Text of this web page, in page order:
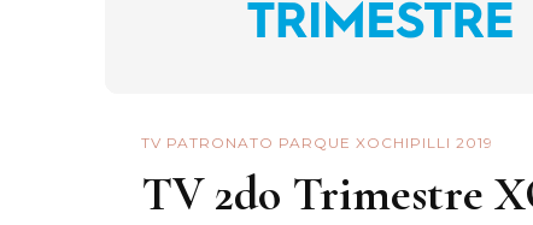
TV PATRONATO PARQUE XOCHIPILLI 2019
TV 2do Trimestre